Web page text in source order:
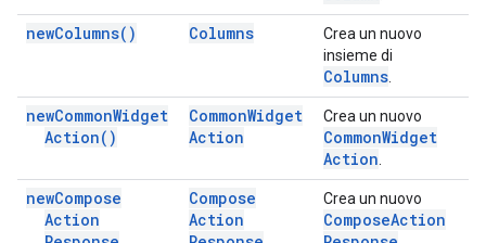
newColumns( ) Columns
Crea un nuovo
insieme di
Columns
newCommonWidget
Action( )
CommonWidget
Action
Crea un nuovo
CommonWidget
Action
newCompose
Action
Compose
Action
Crea un nuovo
ComposeAction